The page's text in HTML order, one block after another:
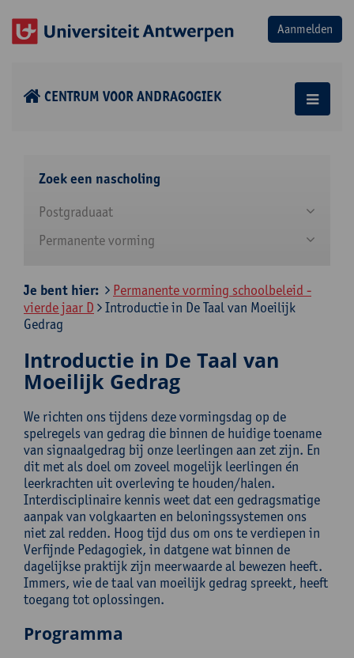
CENTRUM VOOR ANDRAGOGIEK
Zoek een nascholing
Postgraduaat
Permanente vorming
Je bent hier:
Permanente vorming schoolbeleid -
vierde jaar D
Introductie in De Taal van Moeilijk
Gedrag
Introductie in De Taal van
Moeilijk Gedrag
We richten ons tijdens deze vormingsdag op de
spelregels van gedrag die binnen de huidige toename
van signaalgedrag bij onze leerlingen aan zet zijn. En
dit met als doel om zoveel mogelijk leerlingen én
leerkrachten uit overleving te houden/halen.
Interdisciplinaire kennis weet dat een gedragsmatige
aanpak van volgkaarten en beloningssystemen ons
niet zal redden. Hoog tijd dus om ons te verdiepen in
Verfijnde Pedagogiek, in datgene wat binnen de
dagelijkse praktijk zijn meerwaarde al bewezen heeft.
Immers, wie de taal van moeilijk gedrag spreekt, heeft
toegang tot oplossingen.
Programma